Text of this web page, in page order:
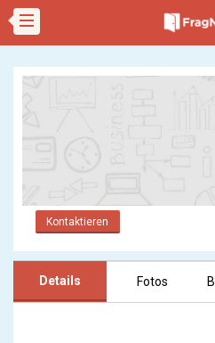
Kontaktieren
Details Fotos